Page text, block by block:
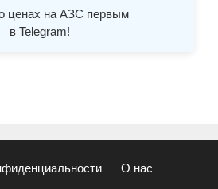
ценах на АЗС первым
в Telegram!
О нас